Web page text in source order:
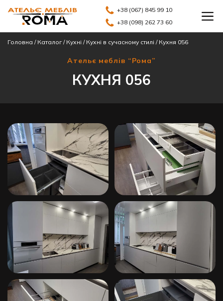
+38 (067) 845 99 10
+38 (098) 262 73 60
Головна / Каталог/ Кухні / Кухні в сучасному стилі / Кухня 056
Ательє меблів “Рома”
КУХНЯ 056